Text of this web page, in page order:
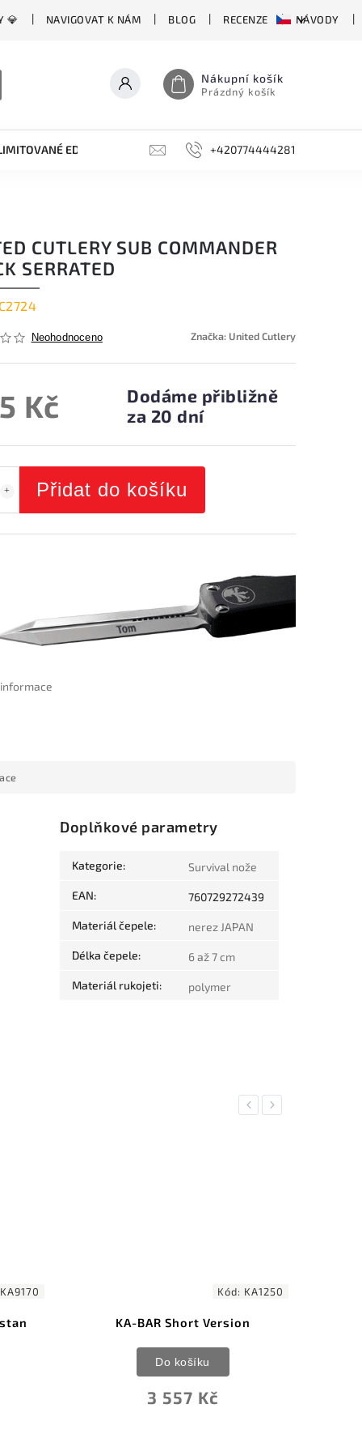
💎 NAVIGOVAT K NÁM BLOG RECENZE NÁVODY
Nákupní košík
Prázdný košík
EDICE BROUSKY, BRUSKY, OCÍLKY
+420774444281
CUTLERY SUB COMMANDER
SERRATED
Neohodnoceno Značka: United Cutlery
Kč
Dodáme přibližně
za 20 dní
Přidat do košíku
Doplňkové parametry
Kategorie: Survival nože
EAN: 760729272439
Materiál čepele: nerez JAPAN
Délka čepele: 6 až 7 cm
Materiál rukojeti: polymer
Previous
KA-BAR Short Version
Next